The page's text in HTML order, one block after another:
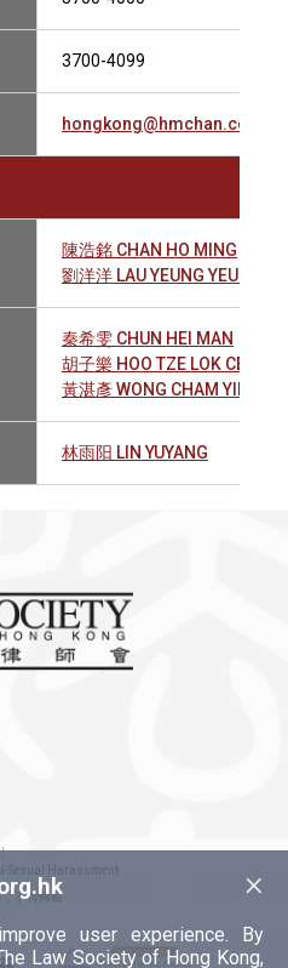
3700-4099
hongkong@hmchan.com.hk
陳浩銘 CHAN HO MING
劉洋洋 LAU YEUNG YEUNG
秦希雯 CHUN HEI MAN
胡子樂 HOO TZE LOK CECIL
黃湛彥 WONG CHAM YIN
林雨阳 LIN YUYANG
×
user experience. By
Law Society of Hong Kong,
Sexual Harassment
不得轉載